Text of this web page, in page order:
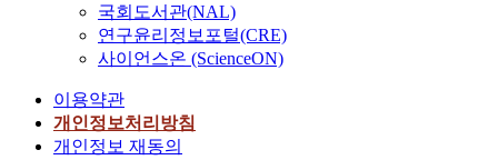
국회도서관(NAL)
연구윤리정보포털(CRE)
사이언스온 (ScienceON)
이용약관
개인정보처리방침
개인정보 재동의